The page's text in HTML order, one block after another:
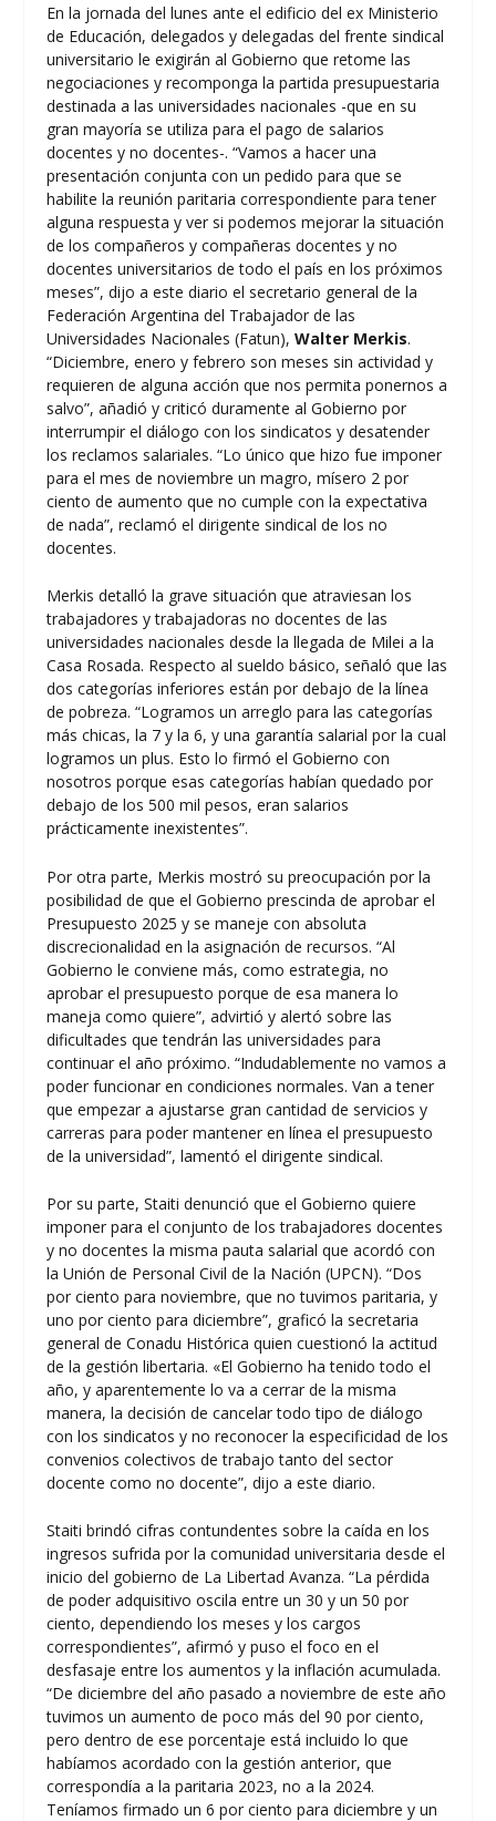
En la jornada del lunes ante el edificio del ex Ministerio
de Educación, delegados y delegadas del frente sindical
universitario le exigirán al Gobierno que retome las
negociaciones y recomponga la partida presupuestaria
destinada a las universidades nacionales -que en su
gran mayoría se utiliza para el pago de salarios
docentes y no docentes-. “Vamos a hacer una
presentación conjunta con un pedido para que se
habilite la reunión paritaria correspondiente para tener
alguna respuesta y ver si podemos mejorar la situación
de los compañeros y compañeras docentes y no
docentes universitarios de todo el país en los próximos
meses”, dijo a este diario el secretario general de la
Federación Argentina del Trabajador de las
Universidades Nacionales (Fatun),Walter Merkis.
“Diciembre, enero y febrero son meses sin actividad y
requieren de alguna acción que nos permita ponernos a
salvo”, añadió y criticó duramente al Gobierno por
interrumpir el diálogo con los sindicatos y desatender
los reclamos salariales. “Lo único que hizo fue imponer
para el mes de noviembre un magro, mísero 2 por
ciento de aumento que no cumple con la expectativa
de nada”, reclamó el dirigente sindical de los no
docentes.
Merkis detalló la grave situación que atraviesan los
trabajadores y trabajadoras no docentes de las
universidades nacionales desde la llegada de Milei a la
Casa Rosada. Respecto al sueldo básico, señaló que las
dos categorías inferiores están por debajo de la línea
de pobreza. “Logramos un arreglo para las categorías
más chicas, la 7 y la 6, y una garantía salarial por la cual
logramos un plus. Esto lo firmó el Gobierno con
nosotros porque esas categorías habían quedado por
debajo de los 500 mil pesos, eran salarios
prácticamente inexistentes”.
Por otra parte, Merkis mostró su preocupación por la
posibilidad de que el Gobierno prescinda de aprobar el
Presupuesto 2025 y se maneje con absoluta
discrecionalidad en la asignación de recursos. “Al
Gobierno le conviene más, como estrategia, no
aprobar el presupuesto porque de esa manera lo
maneja como quiere”, advirtió y alertó sobre las
dificultades que tendrán las universidades para
continuar el año próximo. “Indudablemente no vamos a
poder funcionar en condiciones normales. Van a tener
que empezar a ajustarse gran cantidad de servicios y
carreras para poder mantener en línea el presupuesto
de la universidad”, lamentó el dirigente sindical.
Por su parte, Staiti denunció que el Gobierno quiere
imponer para el conjunto de los trabajadores docentes
y no docentes la misma pauta salarial que acordó con
la Unión de Personal Civil de la Nación (UPCN). “Dos
por ciento para noviembre, que no tuvimos paritaria, y
uno por ciento para diciembre”, graficó la secretaria
general de Conadu Histórica quien cuestionó la actitud
de la gestión libertaria. «El Gobierno ha tenido todo el
año, y aparentemente lo va a cerrar de la misma
manera, la decisión de cancelar todo tipo de diálogo
con los sindicatos y no reconocer la especificidad de los
convenios colectivos de trabajo tanto del sector
docente como no docente”, dijo a este diario.
Staiti brindó cifras contundentes sobre la caída en los
ingresos sufrida por la comunidad universitaria desde el
inicio del gobierno de La Libertad Avanza. “La pérdida
de poder adquisitivo oscila entre un 30 y un 50 por
ciento, dependiendo los meses y los cargos
correspondientes”, afirmó y puso el foco en el
desfasaje entre los aumentos y la inflación acumulada.
“De diciembre del año pasado a noviembre de este año
tuvimos un aumento de poco más del 90 por ciento,
pero dentro de ese porcentaje está incluido lo que
habíamos acordado con la gestión anterior, que
correspondía a la paritaria 2023, no a la 2024.
Teníamos firmado un 6 por ciento para diciembre y un